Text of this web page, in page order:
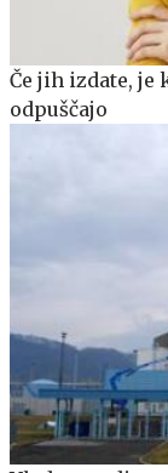
Če jih izdate, je
odpuščajo